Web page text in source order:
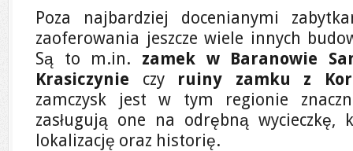
Poza najbardziej docenianymi
zaoferowania jeszcze wiele innych
Są to m.in. zamek w Baranowie
Krasiczynie czy ruiny zamku z
zamczysk jest w tym regionie
zasługują one na odrębną
lokalizację oraz historię.